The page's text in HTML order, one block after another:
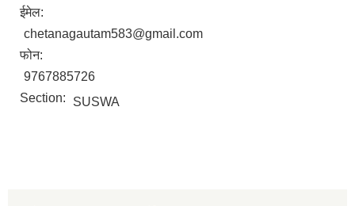
ईमेल:
chetanagautam583@gmail.com
फोन:
9767885726
Section:
SUSWA